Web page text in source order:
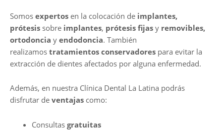
Somos expertos en la colocación de implantes,
prótesis sobre implantes, prótesis fijas y removibles,
ortodoncia y endodoncia. También
realizamos tratamientos conservadores para evitar la
extracción de dientes afectados por alguna enfermedad.
Además, en nuestra Clínica Dental La Latina podrás
disfrutar de ventajas como:
Consultas gratuitas